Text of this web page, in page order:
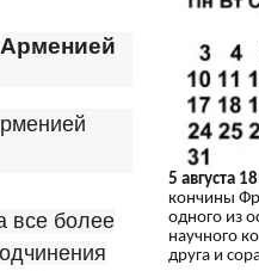
все более
5 августа
кончины
одного из
научного
друга и